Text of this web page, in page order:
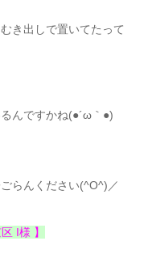
き出しで置いてたって
んですかね(●´ω｀●)
らんください(^O^)／
I様 】